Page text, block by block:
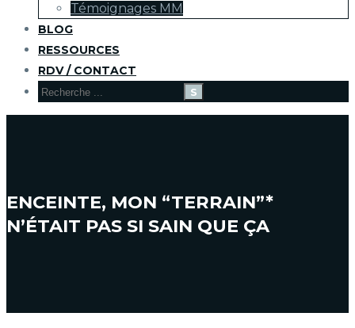
Témoignages MM
BLOG
RESSOURCES
RDV / CONTACT
ENCEINTE, MON “TERRAIN”*
N’ÉTAIT PAS SI SAIN QUE ÇA